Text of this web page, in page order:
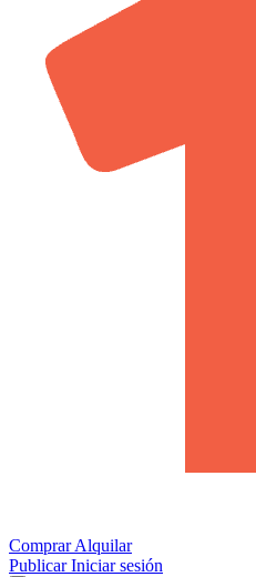
ComprarAlquilar
PublicarIniciar sesión